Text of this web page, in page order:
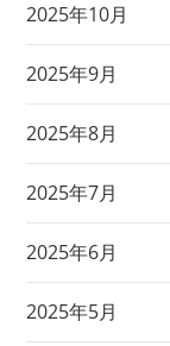
2025年10月
2025年9月
2025年8月
2025年7月
2025年6月
2025年5月